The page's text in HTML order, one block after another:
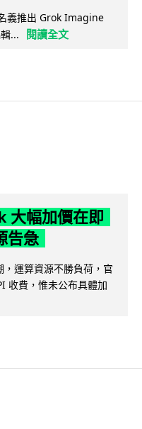
義推出 Grok Imagine
...
閱讀全文
大幅加價在即
告急
運算資源不勝負荷，官
收費，惟未公布具體加